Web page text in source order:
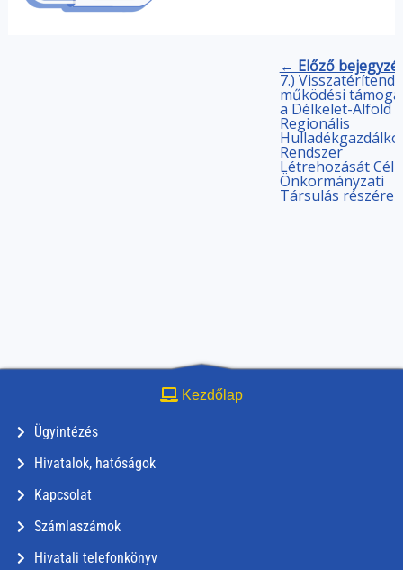
← Előző
7.) Visszatérítendő
működési
a Délkelet-Alföld
Regionális
Rendszer
Létrehozását
Önkormányzati
Társulás részére
Kezdőlap
Ügyintézés
Hivatalok, hatóságok
Kapcsolat
Számlaszámok
Hivatali telefonkönyv